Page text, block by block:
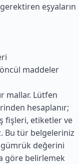
eşyaların
maddeler
mallar. Lütfen
hesaplanır;
fişleri, etiketler ve
Bu tür belgeleriniz
değerini
göre belirlemek